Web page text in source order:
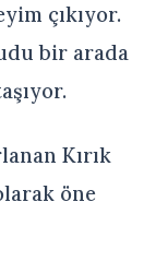
çıkıyor.
bir arada
Kırık
öne